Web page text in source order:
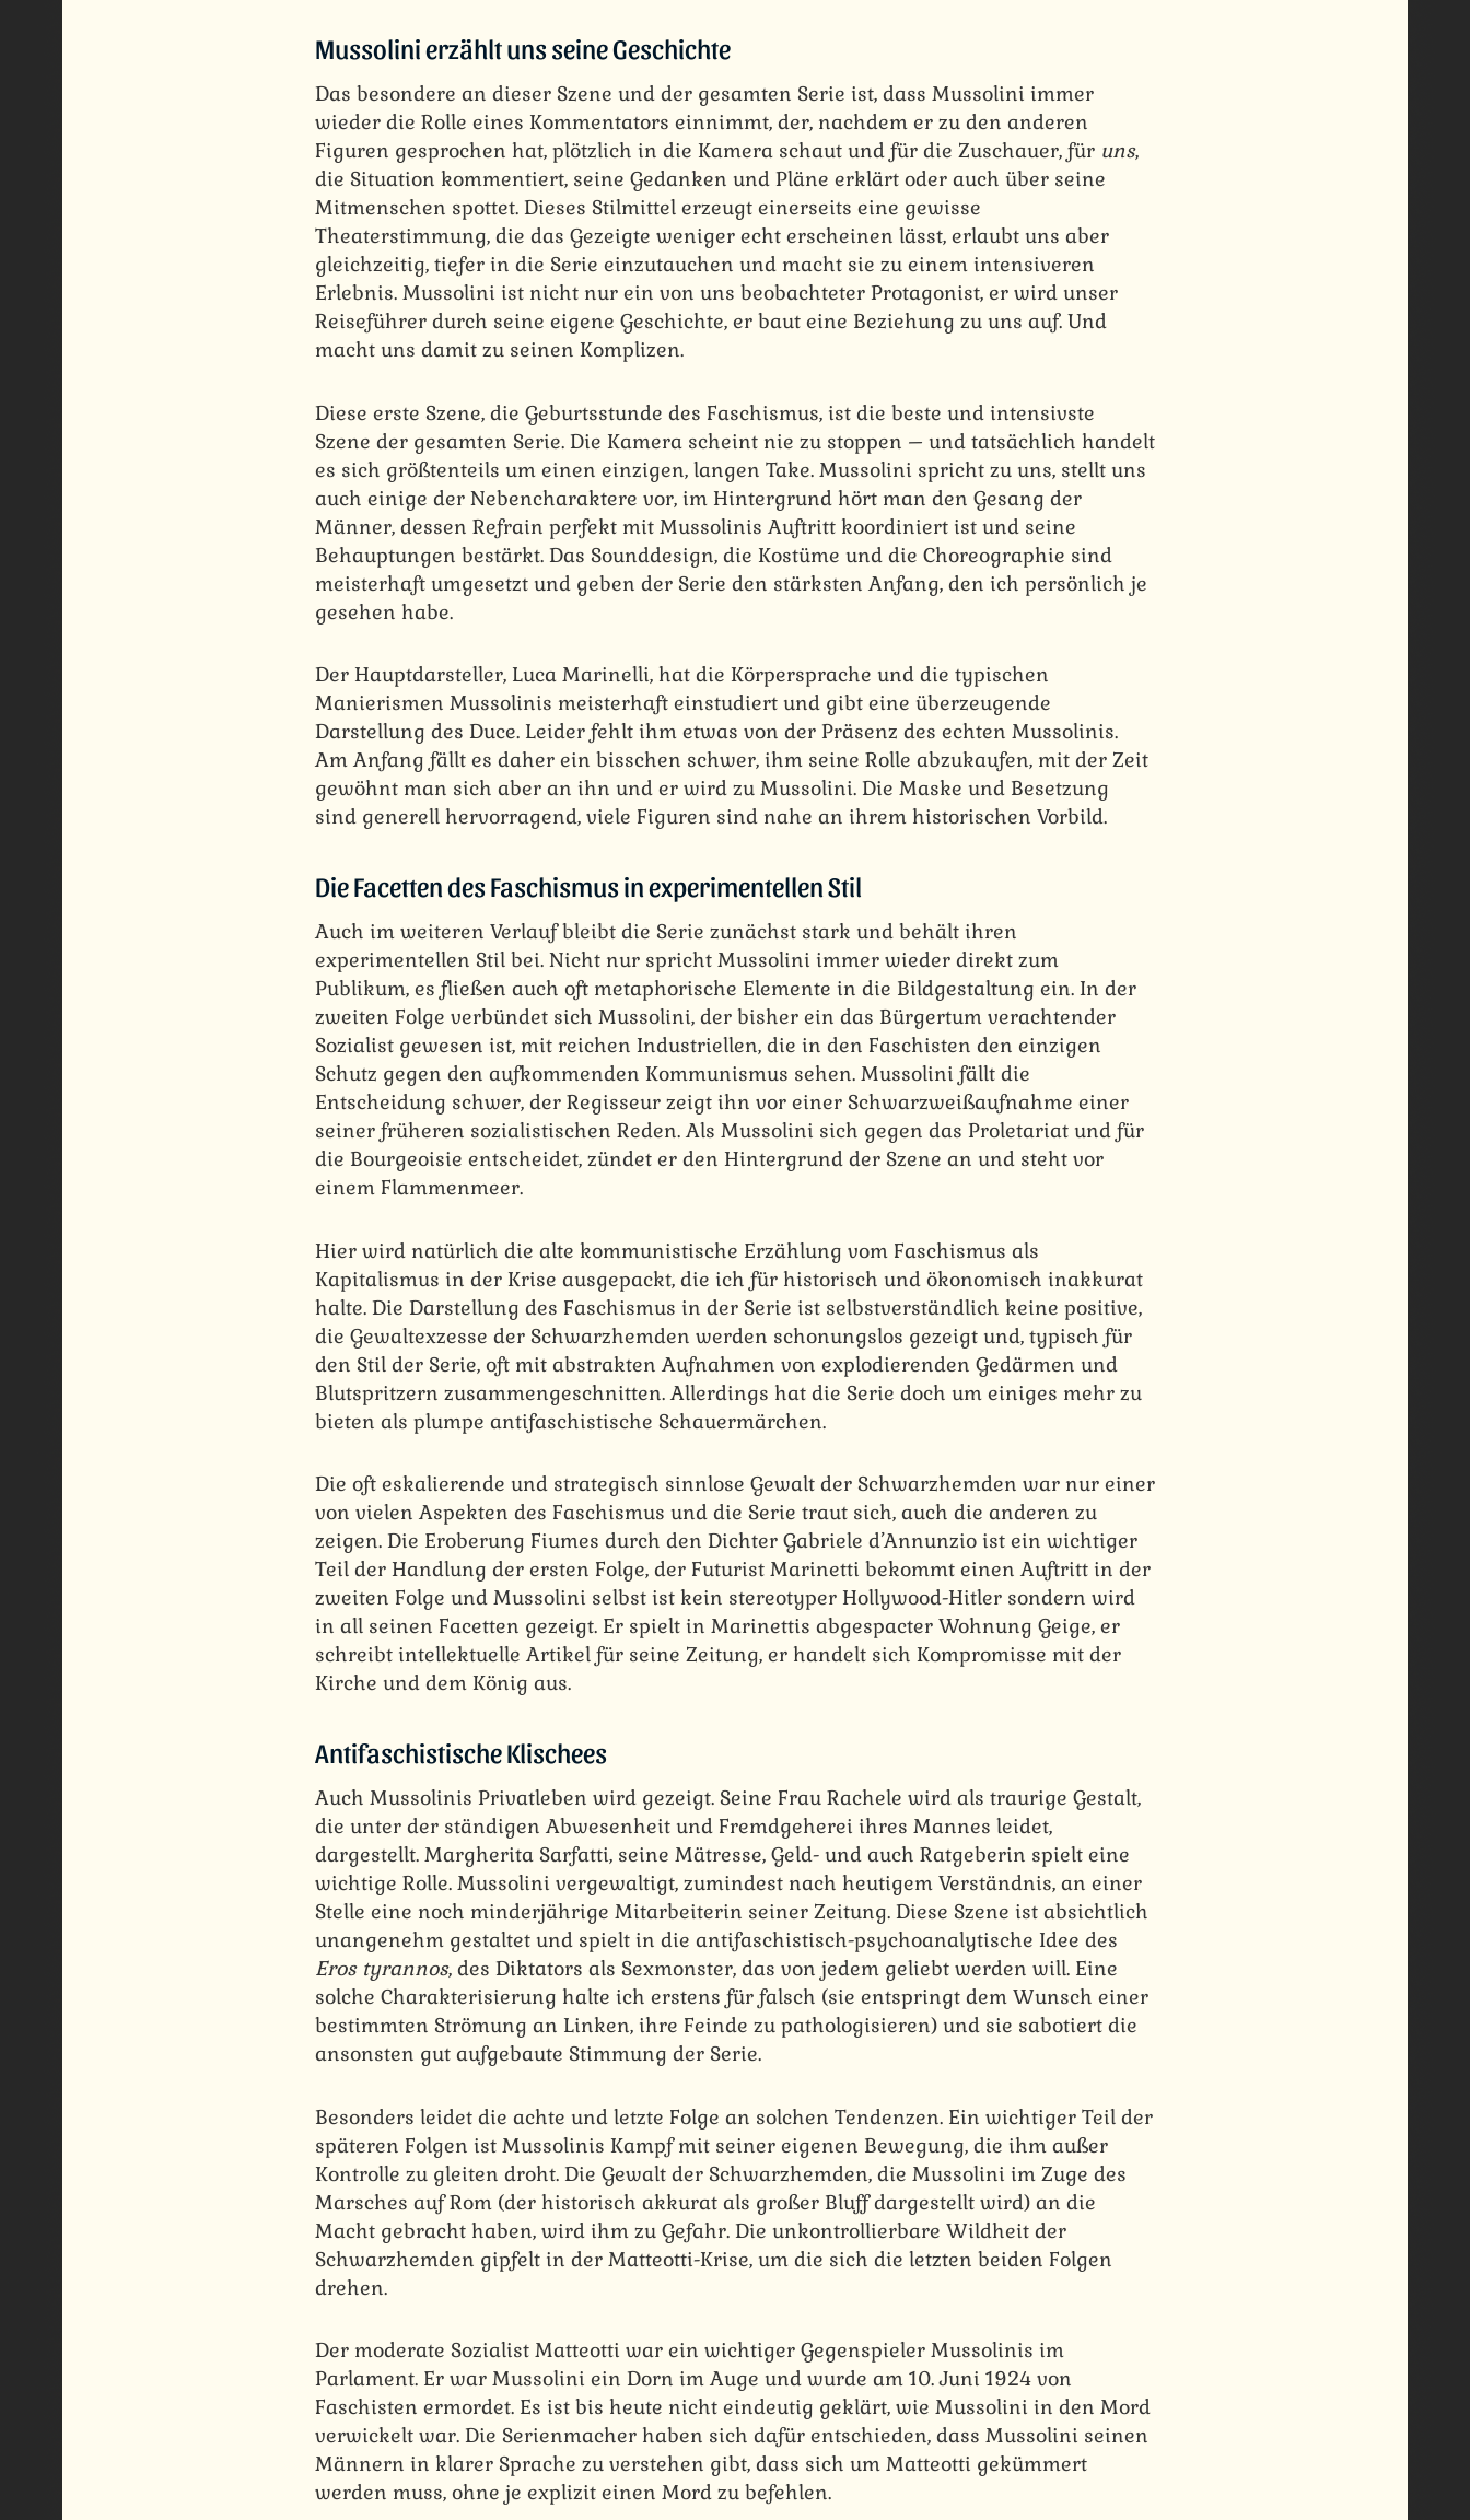
Mussolini erzählt uns seine Geschichte
Das besondere an dieser Szene und der gesamten Serie ist, dass Mussolini immer
wieder die Rolle eines Kommentators einnimmt, der, nachdem er zu den anderen
Figuren gesprochen hat, plötzlich in die Kamera schaut und für die Zuschauer, für uns,
die Situation kommentiert, seine Gedanken und Pläne erklärt oder auch über seine
Mitmenschen spottet. Dieses Stilmittel erzeugt einerseits eine gewisse
Theaterstimmung, die das Gezeigte weniger echt erscheinen lässt, erlaubt uns aber
gleichzeitig, tiefer in die Serie einzutauchen und macht sie zu einem intensiveren
Erlebnis. Mussolini ist nicht nur ein von uns beobachteter Protagonist, er wird unser
Reiseführer durch seine eigene Geschichte, er baut eine Beziehung zu uns auf. Und
macht uns damit zu seinen Komplizen.
Diese erste Szene, die Geburtsstunde des Faschismus, ist die beste und intensivste
Szene der gesamten Serie. Die Kamera scheint nie zu stoppen – und tatsächlich handelt
es sich größtenteils um einen einzigen, langen Take. Mussolini spricht zu uns, stellt uns
auch einige der Nebencharaktere vor, im Hintergrund hört man den Gesang der
Männer, dessen Refrain perfekt mit Mussolinis Auftritt koordiniert ist und seine
Behauptungen bestärkt. Das Sounddesign, die Kostüme und die Choreographie sind
meisterhaft umgesetzt und geben der Serie den stärksten Anfang, den ich persönlich je
gesehen habe.
Der Hauptdarsteller, Luca Marinelli, hat die Körpersprache und die typischen
Manierismen Mussolinis meisterhaft einstudiert und gibt eine überzeugende
Darstellung des Duce. Leider fehlt ihm etwas von der Präsenz des echten Mussolinis.
Am Anfang fällt es daher ein bisschen schwer, ihm seine Rolle abzukaufen, mit der Zeit
gewöhnt man sich aber an ihn und er wird zu Mussolini. Die Maske und Besetzung
sind generell hervorragend, viele Figuren sind nahe an ihrem historischen Vorbild.
Die Facetten des Faschismus in experimentellen Stil
Auch im weiteren Verlauf bleibt die Serie zunächst stark und behält ihren
experimentellen Stil bei. Nicht nur spricht Mussolini immer wieder direkt zum
Publikum, es fließen auch oft metaphorische Elemente in die Bildgestaltung ein. In der
zweiten Folge verbündet sich Mussolini, der bisher ein das Bürgertum verachtender
Sozialist gewesen ist, mit reichen Industriellen, die in den Faschisten den einzigen
Schutz gegen den aufkommenden Kommunismus sehen. Mussolini fällt die
Entscheidung schwer, der Regisseur zeigt ihn vor einer Schwarzweißaufnahme einer
seiner früheren sozialistischen Reden. Als Mussolini sich gegen das Proletariat und für
die Bourgeoisie entscheidet, zündet er den Hintergrund der Szene an und steht vor
einem Flammenmeer.
Hier wird natürlich die alte kommunistische Erzählung vom Faschismus als
Kapitalismus in der Krise ausgepackt, die ich für historisch und ökonomisch inakkurat
halte. Die Darstellung des Faschismus in der Serie ist selbstverständlich keine positive,
die Gewaltexzesse der Schwarzhemden werden schonungslos gezeigt und, typisch für
den Stil der Serie, oft mit abstrakten Aufnahmen von explodierenden Gedärmen und
Blutspritzern zusammengeschnitten. Allerdings hat die Serie doch um einiges mehr zu
bieten als plumpe antifaschistische Schauermärchen.
Die oft eskalierende und strategisch sinnlose Gewalt der Schwarzhemden war nur einer
von vielen Aspekten des Faschismus und die Serie traut sich, auch die anderen zu
zeigen. Die Eroberung Fiumes durch den Dichter Gabriele d’Annunzio ist ein wichtiger
Teil der Handlung der ersten Folge, der Futurist Marinetti bekommt einen Auftritt in der
zweiten Folge und Mussolini selbst ist kein stereotyper Hollywood-Hitler sondern wird
in all seinen Facetten gezeigt. Er spielt in Marinettis abgespacter Wohnung Geige, er
schreibt intellektuelle Artikel für seine Zeitung, er handelt sich Kompromisse mit der
Kirche und dem König aus.
Antifaschistische Klischees
Auch Mussolinis Privatleben wird gezeigt. Seine Frau Rachele wird als traurige Gestalt,
die unter der ständigen Abwesenheit und Fremdgeherei ihres Mannes leidet,
dargestellt. Margherita Sarfatti, seine Mätresse, Geld- und auch Ratgeberin spielt eine
wichtige Rolle. Mussolini vergewaltigt, zumindest nach heutigem Verständnis, an einer
Stelle eine noch minderjährige Mitarbeiterin seiner Zeitung. Diese Szene ist absichtlich
unangenehm gestaltet und spielt in die antifaschistisch-psychoanalytische Idee des
Eros tyrannos, des Diktators als Sexmonster, das von jedem geliebt werden will. Eine
solche Charakterisierung halte ich erstens für falsch (sie entspringt dem Wunsch einer
bestimmten Strömung an Linken, ihre Feinde zu pathologisieren) und sie sabotiert die
ansonsten gut aufgebaute Stimmung der Serie.
Besonders leidet die achte und letzte Folge an solchen Tendenzen. Ein wichtiger Teil der
späteren Folgen ist Mussolinis Kampf mit seiner eigenen Bewegung, die ihm außer
Kontrolle zu gleiten droht. Die Gewalt der Schwarzhemden, die Mussolini im Zuge des
Marsches auf Rom (der historisch akkurat als großer Bluff dargestellt wird) an die
Macht gebracht haben, wird ihm zu Gefahr. Die unkontrollierbare Wildheit der
Schwarzhemden gipfelt in der Matteotti-Krise, um die sich die letzten beiden Folgen
drehen.
Der moderate Sozialist Matteotti war ein wichtiger Gegenspieler Mussolinis im
Parlament. Er war Mussolini ein Dorn im Auge und wurde am 10. Juni 1924 von
Faschisten ermordet. Es ist bis heute nicht eindeutig geklärt, wie Mussolini in den Mord
verwickelt war. Die Serienmacher haben sich dafür entschieden, dass Mussolini seinen
Männern in klarer Sprache zu verstehen gibt, dass sich um Matteotti gekümmert
werden muss, ohne je explizit einen Mord zu befehlen.